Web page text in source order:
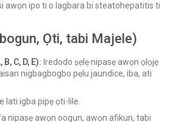
awọn ipo ti o lagbara bi steatohepatitis ti
Ọti, tabi Majele)
C, D, E): Iredodo ṣẹlẹ nipasẹ awọn ọlọjẹ
nigbagbogbo pẹlu jaundice, iba, ati
lati igba pipẹ ọti-lile.
nipasẹ awọn oogun, awọn afikun, tabi